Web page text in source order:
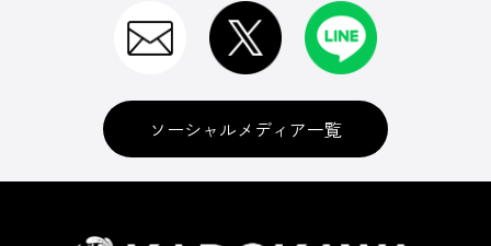
ソーシャルメディア一覧